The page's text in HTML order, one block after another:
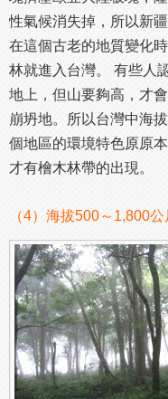
性氣候消失掉，所以新
在這個古老的地質變化
林就進入台灣。 有些人
地上，但山要夠高，才
崩坍地。所以台灣中海
個地區的環境特色原原
才有檜木林帶的出現。
（4）海拔500～1,800